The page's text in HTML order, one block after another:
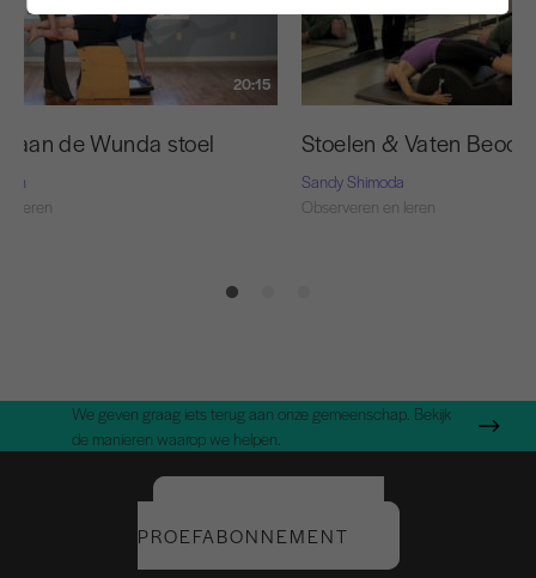
20:15
aan de Wunda stoel
leren
Stoelen & Vaten
Sandy Shimoda
Observeren en leren
We geven graag iets terug aan onze gemeenschap. Bekijk
de manieren waarop we helpen.
PROEFABONNEMENT